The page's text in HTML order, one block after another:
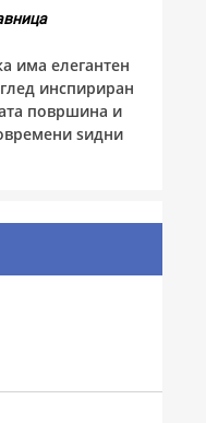
има елегантен
инспириран
површина и
ѕидни